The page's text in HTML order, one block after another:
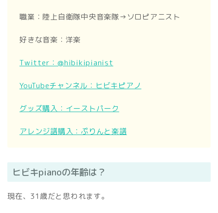
職業：陸上自衛隊中央音楽隊→ソロピアニスト
好きな音楽：洋楽
Twitter：@hibikipianist
YouTubeチャンネル：ヒビキピアノ
グッズ購入：イーストパーク
アレンジ譜購入：ぷりんと楽譜
ヒビキpianoの年齢は？
現在、31歳だと思われます。